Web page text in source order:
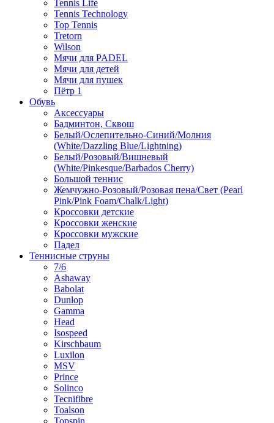
Tennis Life
Tennis Technology
Top Tennis
Tretorn
Wilson
Мячи для PADEL
Мячи для детей
Мячи для пушек
Пётр 1
Обувь
Аксессуары
Бадминтон, Сквош
Белый/Ослепительно-Синий/Молния
(White/Dazzling Blue/Lightning)
Белый/Розовый/Вишневый
(White/Pinkesque/Barbados Cherry)
Большой теннис
Жемчужно-Розовый/Розовая пена/Свет (Pearl
Pink/Pink Foam/Chalk/Light)
Кроссовки детские
Кроссовки женские
Кроссовки мужские
Падел
Теннисные струны
7/6
Ashaway
Babolat
Dunlop
Gamma
Head
Isospeed
Kirschbaum
Luxilon
MSV
Prince
Solinco
Tecnifibre
Toalson
Topspin